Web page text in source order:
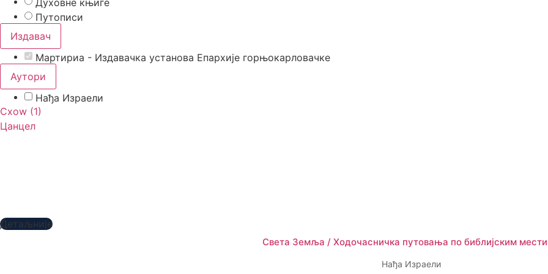
Путописи
Издавач
Мартириа - Издавачка установа Епархије горњокарловачке
Аутори
Нађа Израели
Схоw (1)
Цанцел
Детаљније
Света Земља / Ходочасничка путовања по библијским
Нађа Израели